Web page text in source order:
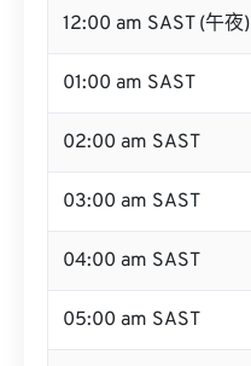
12:00 am SAST (午夜)
01:00 am SAST
02:00 am SAST
03:00 am SAST
04:00 am SAST
05:00 am SAST